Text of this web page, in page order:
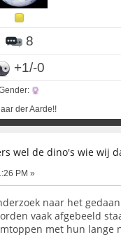
8
+1/-0
der Aarde!!
wel de dino's wie wij
PM »
naar het
vaak afgebeeld
met hun lange